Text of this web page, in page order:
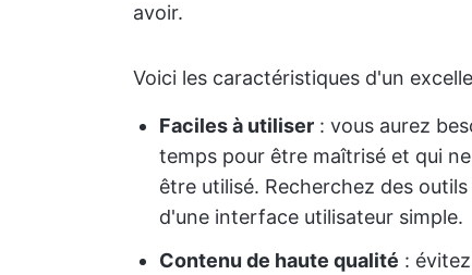
avoir.
Voici les caractéristiques d'un
Faciles à utiliser : vous aurez
temps pour être maîtrisé et qui
être utilisé. Recherchez des
d'une interface utilisateur simple.
Contenu de haute qualité :